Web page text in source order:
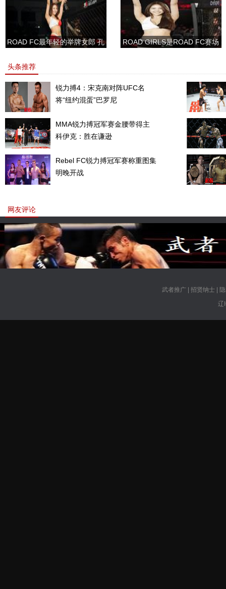
ROAD FC最年轻的举牌女郎 孔
ROAD GIRLS是ROAD FC赛场
头条推荐
锐力搏4：宋克南对阵UFC名
将“纽约混蛋”巴罗尼
MMA锐力搏冠军赛金腰带得主
科伊克：胜在谦逊
Rebel FC锐力搏冠军赛称重图集
明晚开战
网友评论
武者推广| 招贤纳士|
辽